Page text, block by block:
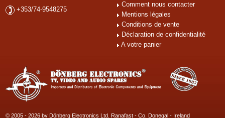
+353/74-9548275
Comment nous contacter
Mentions légales
Conditions de vente
Déclaration de confidentialité
A votre panier
© 2005 - 2026 by Dönberg Electronics Ltd. Ranafast - Co. Donegal - Ireland